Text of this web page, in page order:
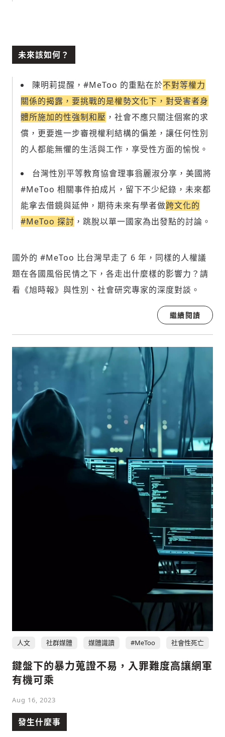
未來該如何？
陳明莉提醒，#MeToo 的重點在於不對等權力
關係的揭露，要挑戰的是權勢文化下，對受害者身
體所施加的性強制和壓 ，社會不應只關注個案的求
償，更要進一步審視權利結構的偏差，讓任何性別
的人都能無懼的生活與工作，享受性方面的愉悅。
台灣性別平等教育協會理事翁麗淑分享，美國將
#MeToo 相關事件拍成片，留下不少紀錄，未來都
能拿去借鏡與延伸，期待未來有學者做跨文化的
#MeToo 探討 ，跳脫以單一國家為出發點的討論。
國外的 #MeToo 比台灣早走了 6 年，同樣的人權議
題在各國風俗民情之下，各走出什麼樣的影響力？請
看《旭時報》與性別、社會研究專家的深度對談。
繼續閱讀
人文 社群媒體 媒體識讀 #MeToo 社會性死亡
鍵盤下的暴力蒐證不易，入罪難度高讓網軍
有機可乘
Aug 16, 2023
發生什麼事